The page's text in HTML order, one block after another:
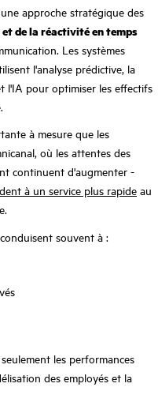
approche stratégique des
de la réactivité en temps
Les systèmes
l'analyse prédictive, la
l'IA pour optimiser les effectifs
à mesure que les
où les attentes des
continuent d'augmenter -
à un service plus rapide au
souvent à :
les performances
des employés et la